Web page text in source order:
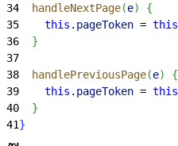
34
  handleNextPage
(e)
{
35
    this
. pageToken = this
36
}
37
38
  handlePreviousPage
(e)
{
39
    this
. pageToken = this
40
}
41}